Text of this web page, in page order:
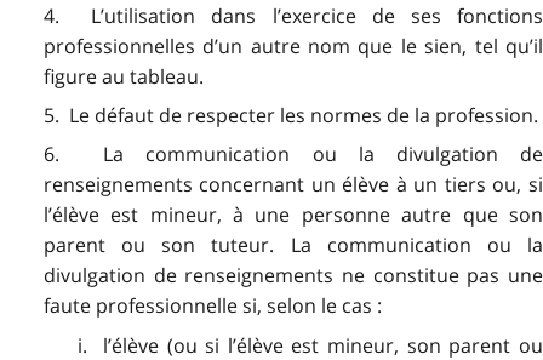
4. L’utilisation dans l’exercice de ses fonctions
professionnelles d’un autre nom que le sien, tel qu’il
figure au tableau.
5. Le défaut de respecter les normes de la profession.
6. La communication ou la divulgation de
renseignements concernant un élève à un tiers ou, si
l’élève est mineur, à une personne autre que son
parent ou son tuteur. La communication ou la
divulgation de renseignements ne constitue pas une
faute professionnelle si, selon le cas :
i. l’élève (ou si l’élève est mineur, son parent ou